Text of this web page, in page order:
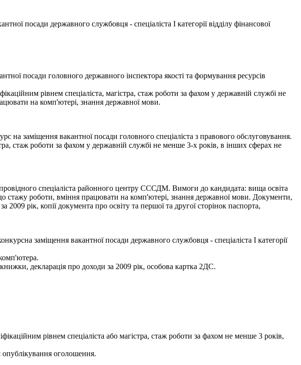
посади державного службовця - спеціаліста І категорії відділу фінансової
посади головного державного інспектора якості та формування ресурсів
рівнем спеціаліста, магістра, стаж роботи за фахом у державній службі не
на комп'ютері, знання державної мови.
вакантної посади головного спеціаліста з правового обслуговування.
стаж роботи за фахом у державній службі не менше 3-х років, в інших сферах не
спеціаліста районного центру СССДМ. Вимоги до кандидата: вища освіта
до стажу роботи, вміння працювати на комп'ютері, знання державної мови. Документи,
рік, копії документа про освіту та першої та другої сторінок паспорта,
заміщення вакантної посади державного службовця - спеціаліста І категорії
декларація про доходи за 2009 рік, особова картка 2ДС.
рівнем спеціаліста або магістра, стаж роботи за фахом не менше 3 років,
опублікування оголошення.